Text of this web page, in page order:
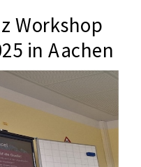
Workshop
in Aachen